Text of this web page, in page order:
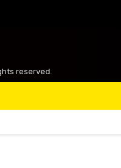
reserved.